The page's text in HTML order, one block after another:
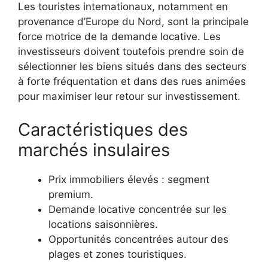
Les touristes internationaux, notamment en
provenance d’Europe du Nord, sont la principale
force motrice de la demande locative. Les
investisseurs doivent toutefois prendre soin de
sélectionner les biens situés dans des secteurs
à forte fréquentation et dans des rues animées
pour maximiser leur retour sur investissement.
Caractéristiques des
marchés insulaires
Prix immobiliers élevés : segment
premium.
Demande locative concentrée sur les
locations saisonnières.
Opportunités concentrées autour des
plages et zones touristiques.